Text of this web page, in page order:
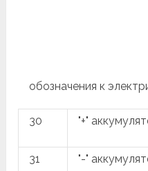
обозначения к
30 "+"
31 "-"